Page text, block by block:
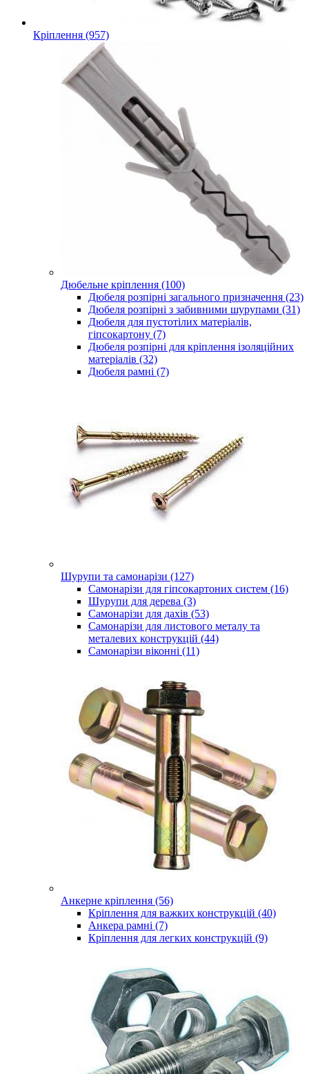
Кріплення (957)
Дюбельне кріплення (100)
Дюбеля розпірні загального призначення (23)
Дюбеля розпірні з забивними шурупами (31)
Дюбеля для пустотілих матеріалів,
гіпсокартону (7)
Дюбеля розпірні для кріплення ізоляційних
матеріалів (32)
Дюбеля рамні (7)
Шурупи та самонарізи (127)
Самонарізи для гіпсокартоних систем (16)
Шурупи для дерева (3)
Самонарізи для дахів (53)
Самонарізи для листового металу та
металевих конструкцій (44)
Самонарізи віконні (11)
Анкерне кріплення (56)
Кріплення для важких конструкцій (40)
Анкера рамні (7)
Кріплення для легких конструкцій (9)